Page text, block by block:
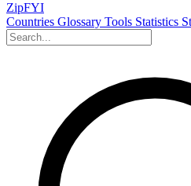
ZipFYI
Countries Glossary Tools Statistics